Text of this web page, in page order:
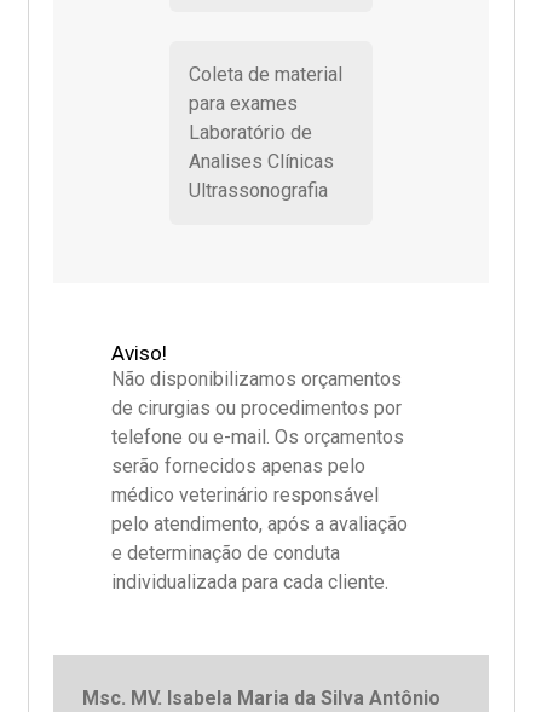
Coleta de material
para exames
Laboratório de
Analises Clínicas
Ultrassonografia
Aviso!
Não disponibilizamos orçamentos
de cirurgias ou procedimentos por
telefone ou e-mail. Os orçamentos
serão fornecidos apenas pelo
médico veterinário responsável
pelo atendimento, após a avaliação
e determinação de conduta
individualizada para cada cliente.
Msc. MV. Isabela Maria da Silva Antônio